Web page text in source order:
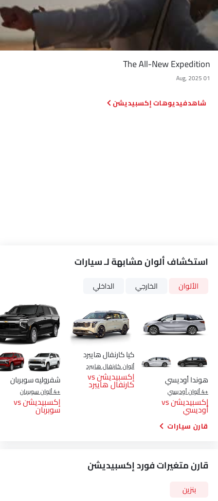
The All-New Expedition
01 Aug, 2025
فيديوهات إكسبيديشن
استكشاف ألوان مشابهة لـ سيارات
الألوان الخارجي الداخلي
هوندا أوديسي
+4 ألوان أوديسي
إكسبيديشن vs
أوديسي
كيا كارنفال هايبرد
ألوان كارنفال هايبرد
إكسبيديشن vs
كارنفال هايبرد شفروليه سوبربان
+4 ألوان سوبربان
إكسبيديشن vs
سوبربان
قارن سيارات
قارن متغيرات فورد إكسبيديشن
بنزين